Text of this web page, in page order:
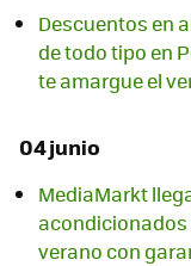
Descuentos en
de todo tipo en
te amargue el
04 junio
MediaMarkt
verano con